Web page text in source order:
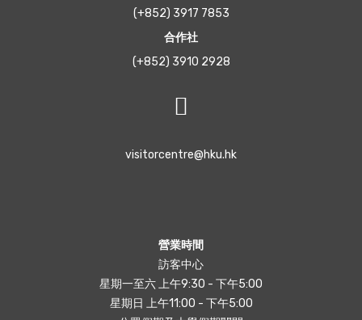
(+852) 3917 7853
合作社
(+852) 3910 2928
visitorcentre@hku.hk
營業時間
訪客中心
星期一至六 上午9:30 - 下午5:00
星期日 上午11:00 - 下午5:00